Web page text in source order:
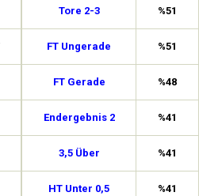
Tore 2-3 %51
FT Ungerade %51
FT Gerade %48
Endergebnis 2 %41
3,5 Über %41
HT Unter 0,5 %41